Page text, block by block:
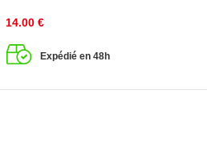
14.00 €
Expédié en 48h